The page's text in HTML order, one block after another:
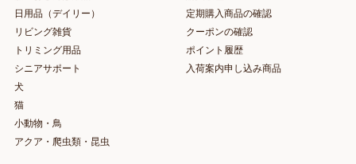
日用品（デイリー）
リビング雑貨
トリミング用品
シニアサポート
犬
猫
小動物・鳥
アクア・爬虫類・昆虫
定期購入商品の確認
クーポンの確認
ポイント履歴
入荷案内申し込み商品